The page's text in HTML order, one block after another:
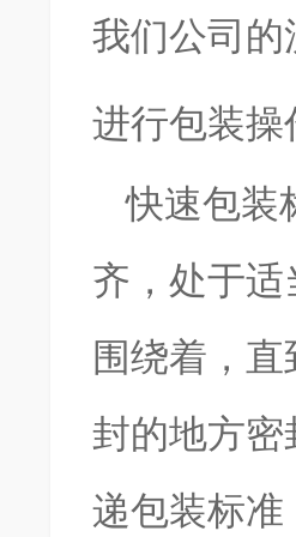
我们公司
进行包装
快速包装
齐，处于
围绕着，
封的地方
递包装标